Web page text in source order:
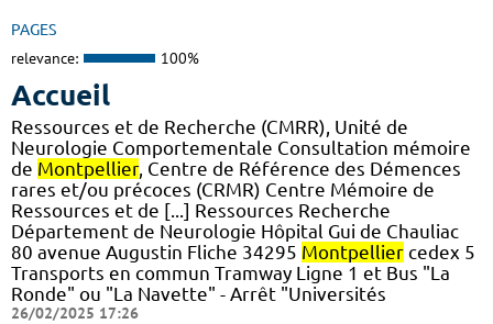
PAGES
relevance: 100%
Accueil
Ressources et de Recherche (CMRR), Unité de
Neurologie Comportementale Consultation mémoire
de Montpellier, Centre de Référence des Démences
rares et/ou précoces (CRMR) Centre Mémoire de
Ressources et de [...] Ressources Recherche
Département de Neurologie Hôpital Gui de Chauliac
80 avenue Augustin Fliche 34295 Montpellier cedex 5
Transports en commun Tramway Ligne 1 et Bus "La
Ronde" ou "La Navette" - Arrêt "Universités
26/02/2025 17:26